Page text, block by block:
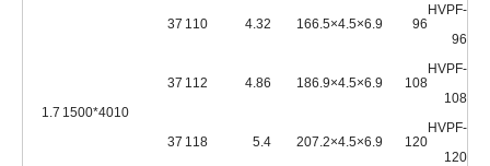
4010*1500
1.7
HVPF-
96
96
6.9×4.5×6.5
16
4.32
110
37
HVPF-
108
108
6.9×4.5×6.9
18
4.86
112
37
HVPF-
120
120
6.9×4.5×7.2
20
5.4
118
37